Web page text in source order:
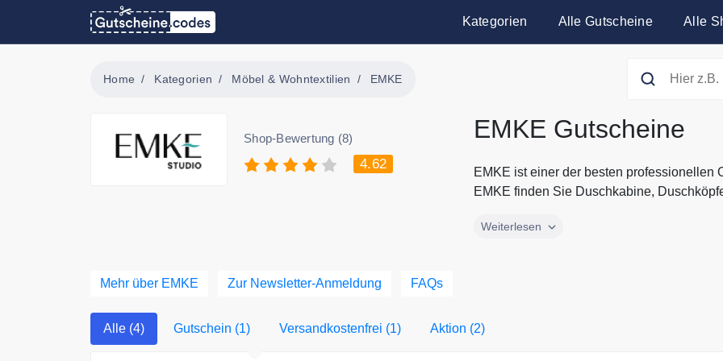
Kategorien Alle Gutscheine Alle
Home Kategorien Möbel & Wohntextilien EMKE
Shop-Bewertung (8)
4.62
EMKE Gutscheine
EMKE ist einer der besten professionellen
EMKE finden Sie Duschkabine,
EMKE ist einer der besten professionellen
Gutscheinen und Rabatten von EMKE.
Weiterlesen
Mehr über EMKE Zur Newsletter-Anmeldung FAQs
Alle (4) Gutschein (1) Versandkostenfrei (1) Aktion (2)